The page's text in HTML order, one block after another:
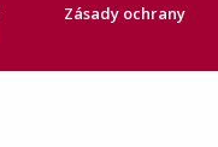
Zásady ochrany